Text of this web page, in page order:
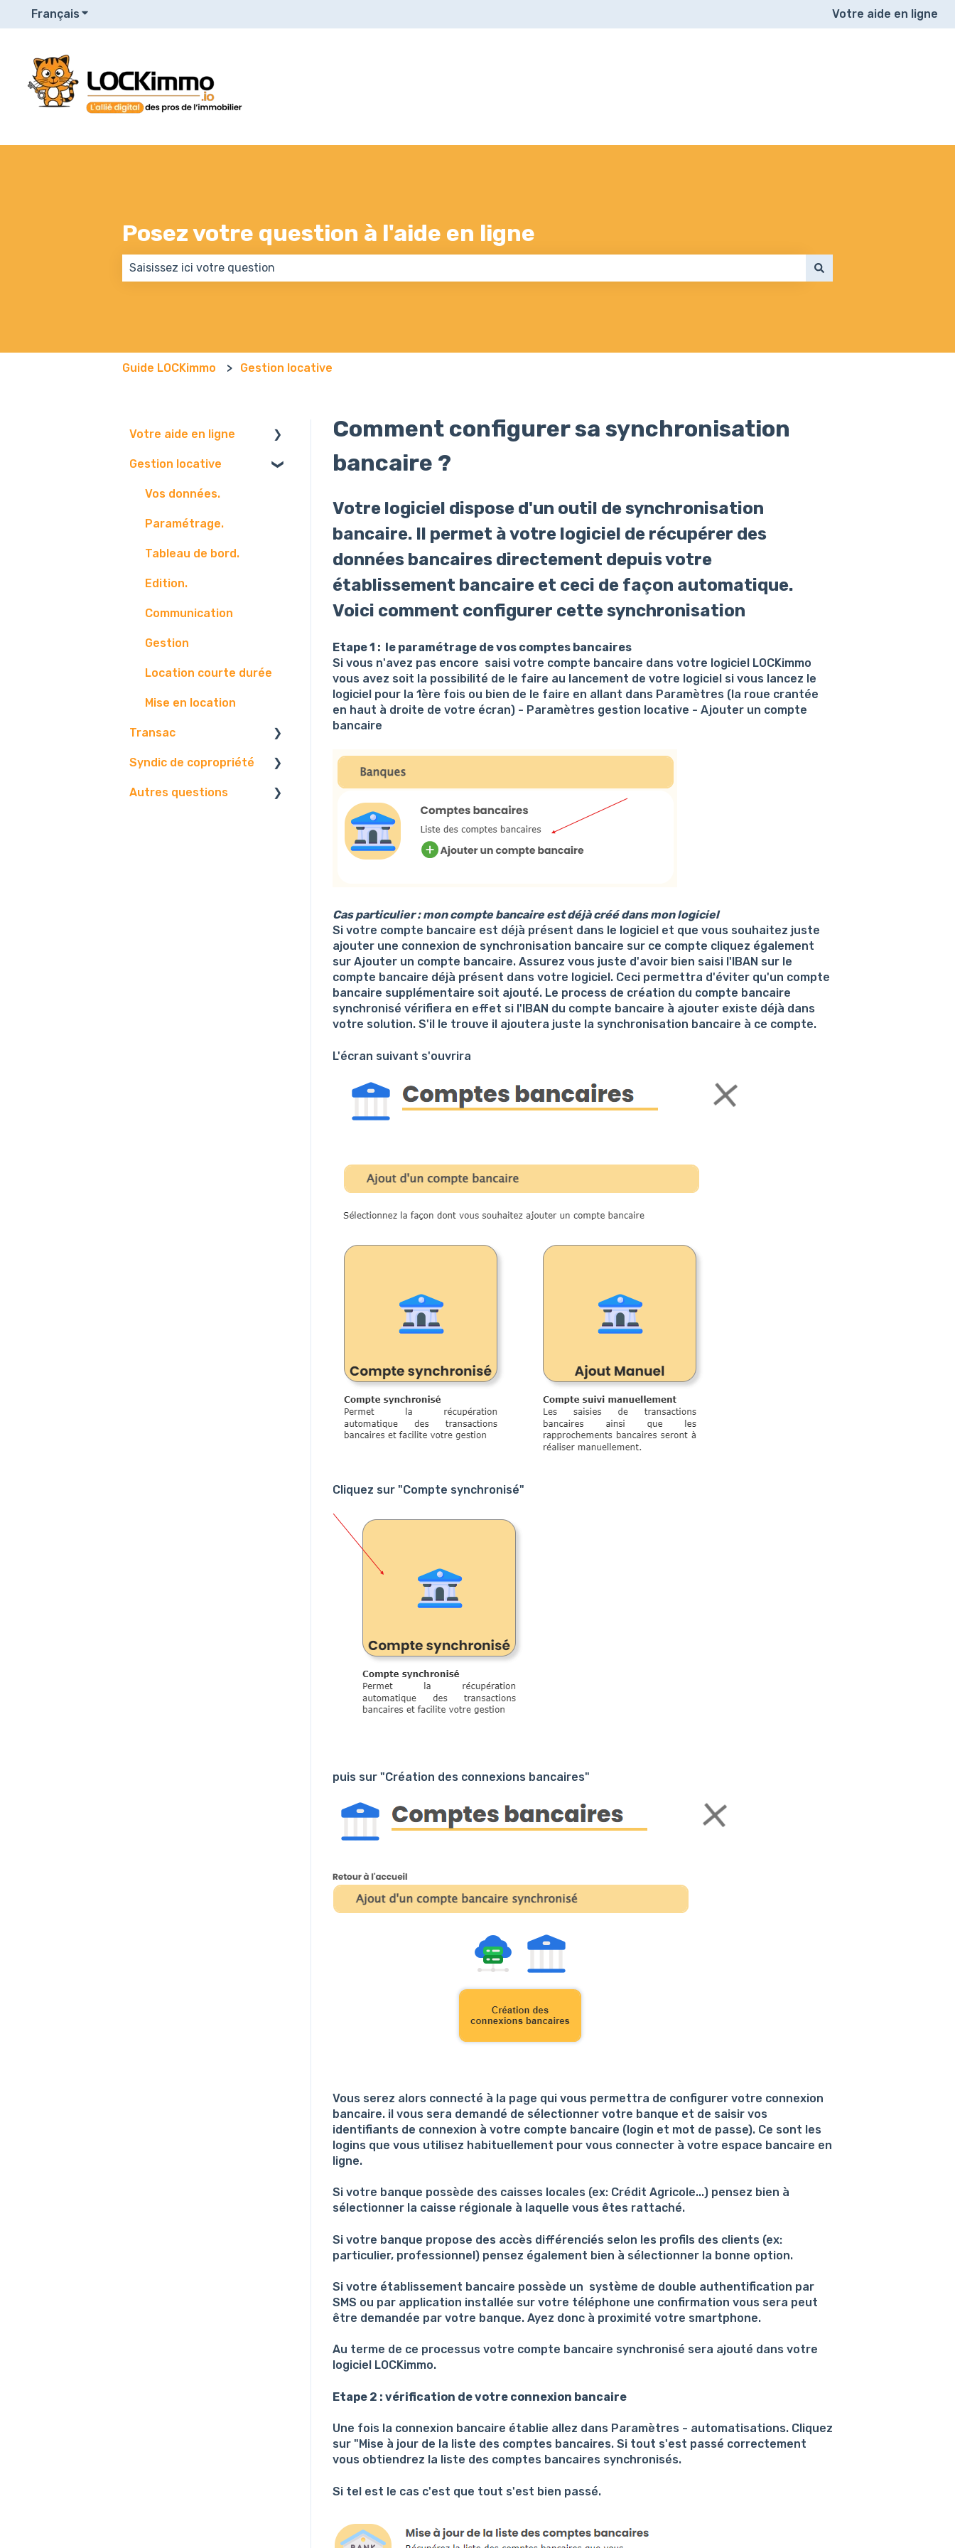
Français Afficher le sous-menu pour les traductions Votre aide en ligne
Posez votre question à l'aide en ligne
Guide LOCKimmo Gestion locative
Comment configurer sa synchronisation
bancaire ?
Votre logiciel dispose d'un outil de synchronisation
bancaire. Il permet à votre logiciel de récupérer des
données bancaires directement depuis votre
établissement bancaire et ceci de façon automatique.
Voici comment configurer cette synchronisation
Etape 1 : le paramétrage de vos comptes bancaires
Si vous n'avez pas encore saisi votre compte bancaire dans votre logiciel LOCKimmo
vous avez soit la possibilité de le faire au lancement de votre logiciel si vous lancez le
logiciel pour la 1ère fois ou bien de le faire en allant dans Paramètres (la roue crantée
en haut à droite de votre écran) - Paramètres gestion locative - Ajouter un compte
bancaire
Cas particulier : mon compte bancaire est déjà créé dans mon logiciel
Si votre compte bancaire est déjà présent dans le logiciel et que vous souhaitez juste
ajouter une connexion de synchronisation bancaire sur ce compte cliquez également
sur Ajouter un compte bancaire. Assurez vous juste d'avoir bien saisi l'IBAN sur le
compte bancaire déjà présent dans votre logiciel. Ceci permettra d'éviter qu'un compte
bancaire supplémentaire soit ajouté. Le process de création du compte bancaire
synchronisé vérifiera en effet si l'IBAN du compte bancaire à ajouter existe déjà dans
votre solution. S'il le trouve il ajoutera juste la synchronisation bancaire à ce compte.
L'écran suivant s'ouvrira
Cliquez sur "Compte synchronisé"
puis sur "Création des connexions bancaires"
Vous serez alors connecté à la page qui vous permettra de configurer votre connexion
bancaire. il vous sera demandé de sélectionner votre banque et de saisir vos
identifiants de connexion à votre compte bancaire (login et mot de passe). Ce sont les
logins que vous utilisez habituellement pour vous connecter à votre espace bancaire en
ligne.
Si votre banque possède des caisses locales (ex: Crédit Agricole...) pensez bien à
sélectionner la caisse régionale à laquelle vous êtes rattaché.
Si votre banque propose des accès différenciés selon les profils des clients (ex:
particulier, professionnel) pensez également bien à sélectionner la bonne option.
Si votre établissement bancaire possède un système de double authentification par
SMS ou par application installée sur votre téléphone une confirmation vous sera peut
être demandée par votre banque. Ayez donc à proximité votre smartphone.
Au terme de ce processus votre compte bancaire synchronisé sera ajouté dans votre
logiciel LOCKimmo.
Etape 2 : vérification de votre connexion bancaire
Une fois la connexion bancaire établie allez dans Paramètres - automatisations. Cliquez
sur "Mise à jour de la liste des comptes bancaires. Si tout s'est passé correctement
vous obtiendrez la liste des comptes bancaires synchronisés.
Si tel est le cas c'est que tout s'est bien passé.
Votre aide en ligne
Navigateur
Boite mail
Gestion locative
Vos données.
Paramétrage.
Tableau de bord.
Edition.
Communication
Gestion
Location courte durée
Mise en location
Transac
Paramétrage
Vos contact
Syndic de copropriété
Vos données
Autres questions